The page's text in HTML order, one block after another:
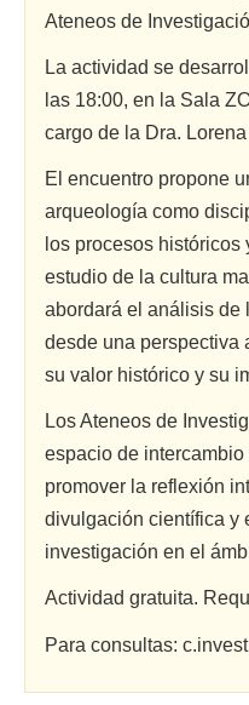
Ateneos de
La actividad se
las 18:00, en la Sala
cargo de la Dra.
El encuentro propone
arqueología como
los procesos históricos
estudio de la cultura
abordará el análisis de
desde una perspectiva
su valor histórico y su
Los Ateneos de
espacio de
promover la reflexión
divulgación científica y
investigación en el
Actividad gratuita.
Para consultas: